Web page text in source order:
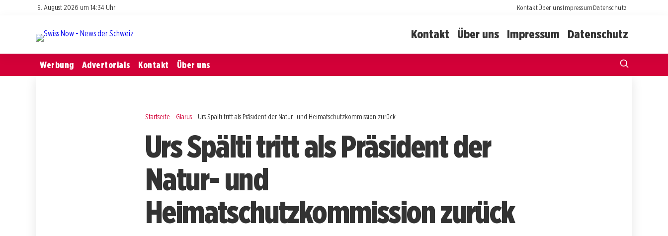
9. August 2026 um 14:34 Uhr KontaktÜber unsImpressumDatenschutz
Kontakt Über uns Impressum Datenschutz
Werbung Advertorials Kontakt Über uns
Startseite Glarus Urs Spälti tritt als Präsident der Natur- und Heimatschutzkommission zurück
Urs Spälti tritt als Präsident der
Natur- und
Heimatschutzkommission zurück